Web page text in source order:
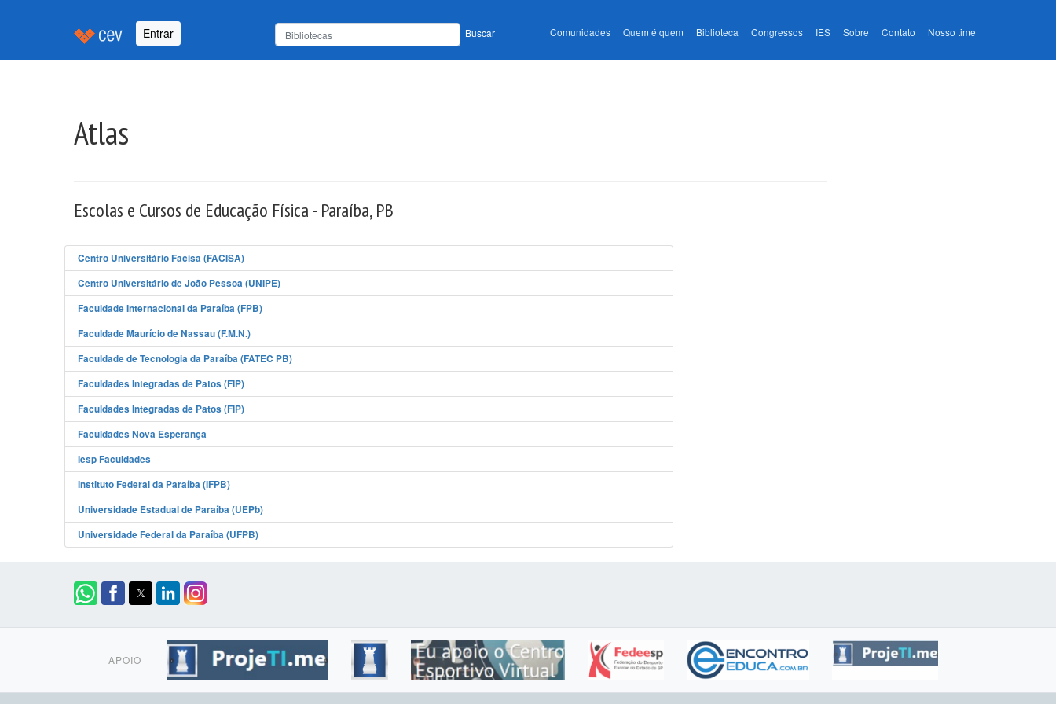
Entrar Buscar Comunidades Quem é quem Biblioteca Congressos IES Sobre Contato Nosso time
Atlas
Escolas e Cursos de Educação Física - Paraíba, PB
Centro Universitário Facisa (FACISA)
Centro Universitário de João Pessoa (UNIPE)
Faculdade Internacional da Paraíba (FPB)
Faculdade Maurício de Nassau (F.M.N.)
Faculdade de Tecnologia da Paraíba (FATEC PB)
Faculdades Integradas de Patos (FIP)
Faculdades Integradas de Patos (FIP)
Faculdades Nova Esperança
Iesp Faculdades
Instituto Federal da Paraíba (IFPB)
Universidade Estadual de Paraíba (UEPb)
Universidade Federal da Paraíba (UFPB)
APOIO